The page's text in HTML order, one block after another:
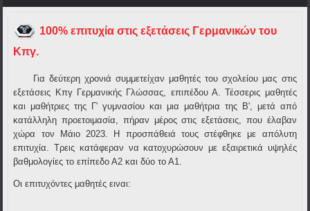
100% επιτυχία στις εξετάσεις Γερμανικών του
Κπγ.
Για δεύτερη χρονιά συμμετείχαν μαθητές του σχολείου μας στις
εξετάσεις Κπγ Γερμανικής Γλώσσας, επιπέδου Α. Τέσσερις μαθητές
και μαθήτριες της Γ' γυμνασίου και μια μαθήτρια της Β', μετά από
κατάλληλη προετοιμασία, πήραν μέρος στις εξετάσεις, που έλαβαν
χώρα τον Μάιο 2023. Η προσπάθειά τους στέφθηκε με απόλυτη
επιτυχία. Τρεις κατάφεραν να κατοχυρώσουν με εξαιρετικά υψηλές
βαθμολογίες τοεπίπεδο Α2 και δύο τοΑ1
Οι επιτυχόντες μαθητές ειναι: